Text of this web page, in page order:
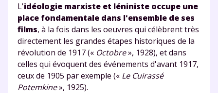
L'idéologie marxiste et léniniste occupe une
place fondamentale dans l'ensemble de ses
films, à la fois dans les oeuvres qui célèbrent très
directement les grandes étapes historiques de la
révolution de 1917 (« Octobre», 1928), et dans
celles qui évoquent des événements d'avant 1917,
ceux de 1905 par exemple (« Le Cuirassé
Potemkine», 1925).